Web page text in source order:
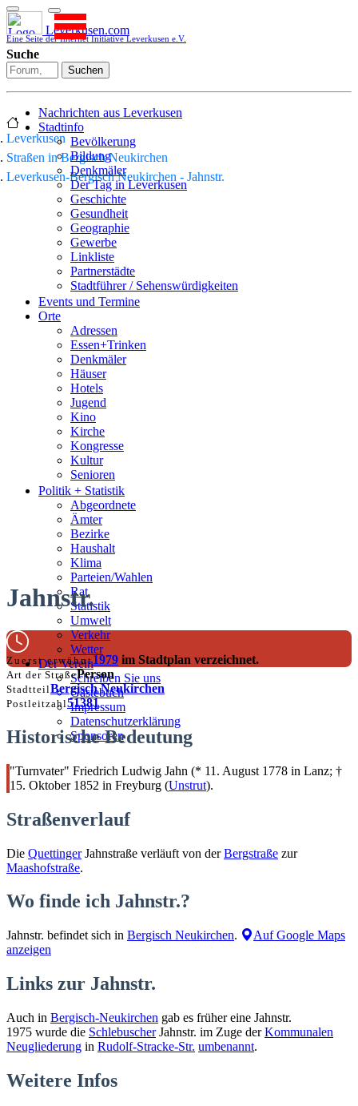
Leverkusen.com
Eine Seite der Internet Initiative Leverkusen e.V.
Suche
Suchen
Nachrichten aus Leverkusen
Stadtinfo
Bevölkerung
Bildung
Denkmäler
Der Tag in Leverkusen
Geschichte
Gesundheit
Geographie
Gewerbe
Linkliste
Partnerstädte
Stadtführer / Sehenswürdigkeiten
Stadtplan
Sport
Who is who
Wohnen
Events und Termine
Orte
Adressen
Essen+Trinken
Denkmäler
Häuser
Hotels
Jugend
Kino
Kirche
Kongresse
Kultur
Senioren
Stadtführer
Straßen
Politik + Statistik
Abgeordnete
Ämter
Bezirke
Haushalt
Klima
Parteien/Wahlen
Rat
Statistik
Umwelt
Verkehr
Wetter
Der Verein
Schreiben Sie uns
Gästebuch
Impressum
Datenschutzerklärung
Sponsoren
Leverkusen
Straßen in Bergisch Neukirchen
Leverkusen-Bergisch Neukirchen - Jahnstr.
Jahnstr.
Zuerst erwähnt1979 im Stadtplan verzeichnet.
Art der StraßePerson
StadtteilBergisch Neukirchen
Postleitzahl51381
Historische Bedeutung
"Turnvater" Friedrich Ludwig Jahn (* 11. August 1778 in Lanz; †
15. Oktober 1852 in Freyburg (Unstrut).
Straßenverlauf
Die QuettingerJahnstraße verläuft von derBergstraße zur
Maashofstraße.
Wo finde ich Jahnstr.?
Jahnstr. befindet sich in Bergisch Neukirchen.
Auf Google Maps
anzeigen
Links zur Jahnstr.
Auch in Bergisch-Neukirchen gab es früher eine Jahnstr.
1975 wurde die SchlebuscherJahnstr. im Zuge derKommunalen
Neugliederung in Rudolf-Stracke-Str. umbenannt.
Weitere Infos